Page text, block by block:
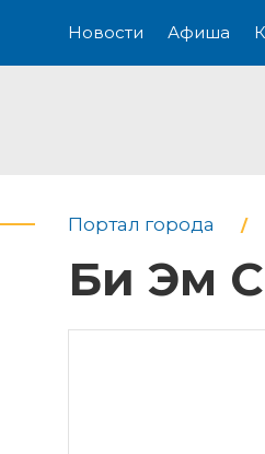
Новости Афиша
Портал города
Би Эм